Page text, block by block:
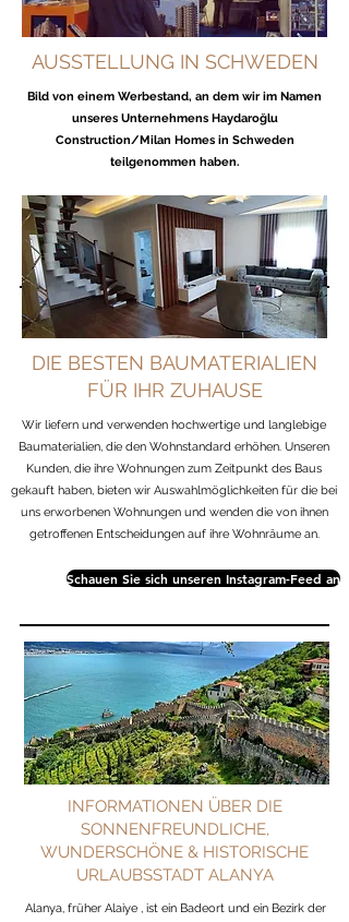
AUSSTELLUNG IN SCHWEDEN
Bild von einem Werbestand, an dem wir im Namen
unseres Unternehmens Haydaroğlu
Construction/Milan Homes in Schweden
teilgenommen haben.
DIE BESTEN BAUMATERIALIEN
FÜR IHR ZUHAUSE
Wir liefern und verwenden hochwertige und langlebige
Baumaterialien, die den Wohnstandard erhöhen. Unseren
Kunden, die ihre Wohnungen zum Zeitpunkt des Baus
gekauft haben, bieten wir Auswahlmöglichkeiten für die bei
uns erworbenen Wohnungen und wenden die von ihnen
getroffenen Entscheidungen auf ihre Wohnräume an.
Schauen Sie sich unseren Instagram-Feed an
INFORMATIONEN ÜBER DIE
SONNENFREUNDLICHE,
WUNDERSCHÖNE & HISTORISCHE
URLAUBSSTADT ALANYA
Alanya, früher Alaiye, ist ein Badeortund ein Bezirk der